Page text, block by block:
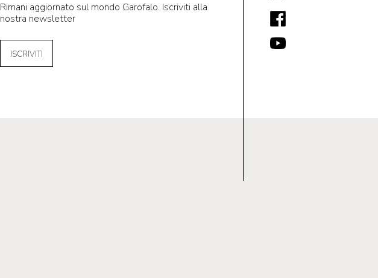
Rimani aggiornato sul mondo Garofalo. Iscriviti alla
nostra newsletter
ISCRIVITI